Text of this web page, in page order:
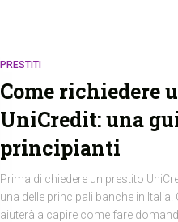
PRESTITI
Come richiedere
UniCredit: una
principianti
Prima di chiedere un prestito
una delle principali banche in
aiuterà a capire come fare